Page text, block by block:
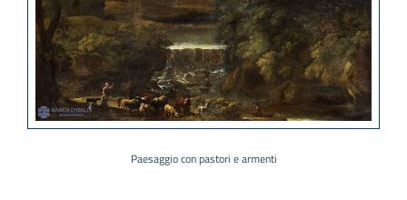
Paesaggio con pastori e armenti